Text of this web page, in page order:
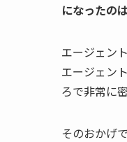
になったの
エージェン
エージェン
ろで非常に
そのおかげ